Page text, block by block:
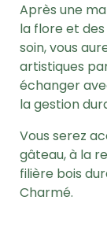
Après une
la flore et
soin, vous
artistiques
échanger
la gestion
Vous serez
gâteau, à la
filière bois
Charmé.